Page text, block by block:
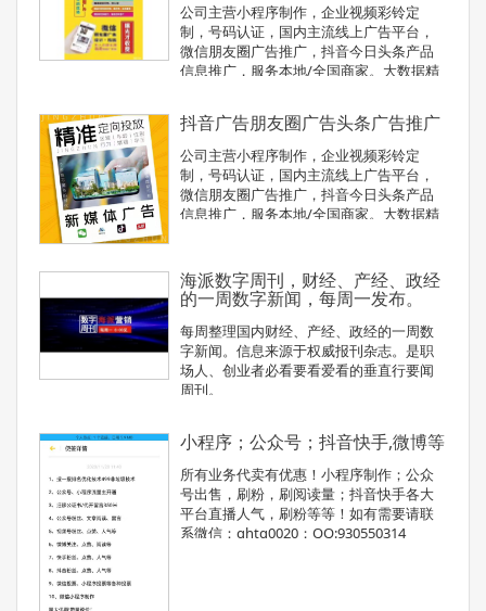
公司主营小程序制作，企业视频彩铃定
制，号码认证，国内主流线上广告平台，
微信朋友圈广告推广，抖音今日头条产品
信息推广，服务本地/全国商家。大数据精
爱好，有专业的设计运营团队，助你低成
本扩客，线上宣传+营销，提升门店销量。
抖音广告朋友圈广告头条广告推广
公司主营小程序制作，企业视频彩铃定
制，号码认证，国内主流线上广告平台，
微信朋友圈广告推广，抖音今日头条产品
信息推广，服务本地/全国商家。大数据精
本扩客，线上宣传+营销，提升门店销量。
海派数字周刊，财经、产经、政经
的一周数字新闻，每周一发布。
每周整理国内财经、产经、政经的一周数
字新闻。信息来源于权威报刊杂志。是职
场人、创业者必看要看爱看的垂直行要闻
周刊。
小程序；公众号；抖音快手,微博等
所有业务代卖有优惠！小程序制作；公众
号出售，刷粉，刷阅读量；抖音快手各大
平台直播人气，刷粉等等！如有需要请联
系微信：ghtg0020；QQ:930550314